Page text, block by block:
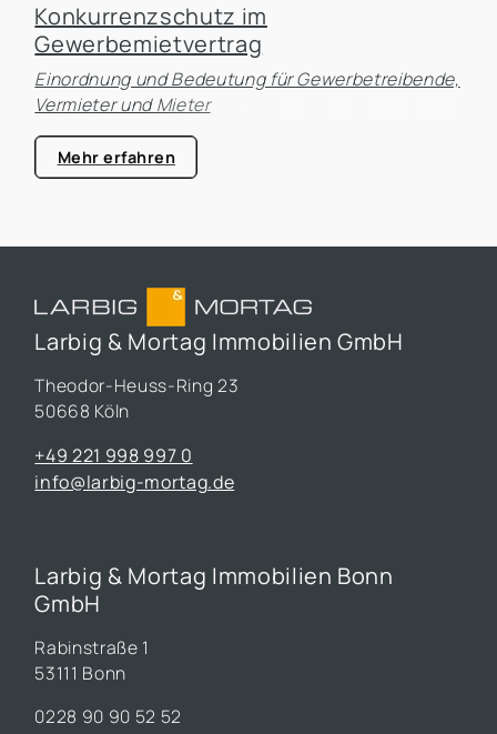
Konkurrenzschutz im
Gewerbemietvertrag
Einordnung und Bedeutung für Gewerbetreibende,
Vermieter und Mieter
Mehr erfahren
Larbig & Mortag Immobilien GmbH
Theodor-Heuss-Ring 23
50668 Köln
+49 221 998 997 0
info@larbig-mortag.de
Larbig & Mortag Immobilien Bonn
GmbH
Rabinstraße 1
53111 Bonn
0228 90 90 52 52